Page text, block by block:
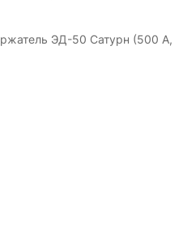
ЭД-50 Сатурн (500 А,